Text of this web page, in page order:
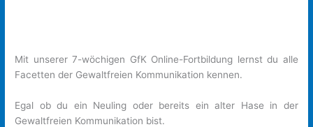
Mit unserer 7-wöchigen GfK Online-Fortbildung lernst du alle
Facetten der Gewaltfreien Kommunikation kennen.
Egal ob du ein Neuling oder bereits ein alter Hase in der
Gewaltfreien Kommunikation bist.